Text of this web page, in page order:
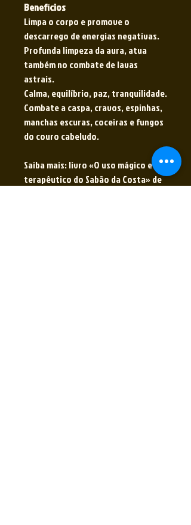
Benefícios
Limpa o corpo e promove o
descarrego de energias negativas.
Profunda limpeza da aura, atua
também no combate de lavas
astrais.
Calma, equilíbrio, paz, tranquilidade.
Combate a caspa, cravos, espinhas,
manchas escuras, coceiras e fungos
do couro cabeludo.
Saiba mais: livro «O uso mágico e
terapêutico do Sabão da Costa» de